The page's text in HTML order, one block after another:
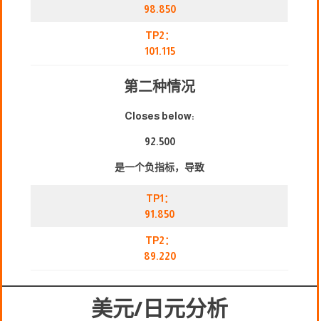
98.850
TP2：
101.115
第二种情况
Closes below:
92.500
是一个负指标，导致
TP1：
91.850
TP2：
89.220
美元/日元分析